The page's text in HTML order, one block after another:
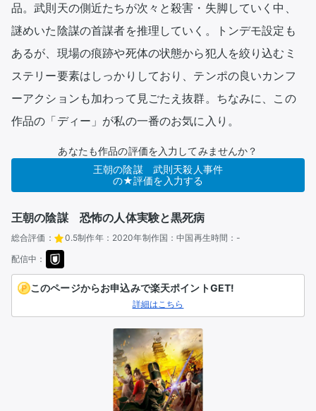
品。武則天の側近たちが次々と殺害・失脚していく中、
謎めいた陰謀の首謀者を推理していく。トンデモ設定も
あるが、現場の痕跡や死体の状態から犯人を絞り込むミ
ステリー要素はしっかりしており、テンポの良いカンフ
ーアクションも加わって見ごたえ抜群。ちなみに、この
作品の「ディー」が私の一番のお気に入り。
あなたも作品の評価を入力してみませんか？
王朝の陰謀 武則天殺人事件
の★評価を入力する
王朝の陰謀 恐怖の人体実験と黒死病
総合評価： 0.5制作年： 2020年制作国：中国再生時間： -
配信中：
このページからお申込みで楽天ポイントGET!
詳細はこちら